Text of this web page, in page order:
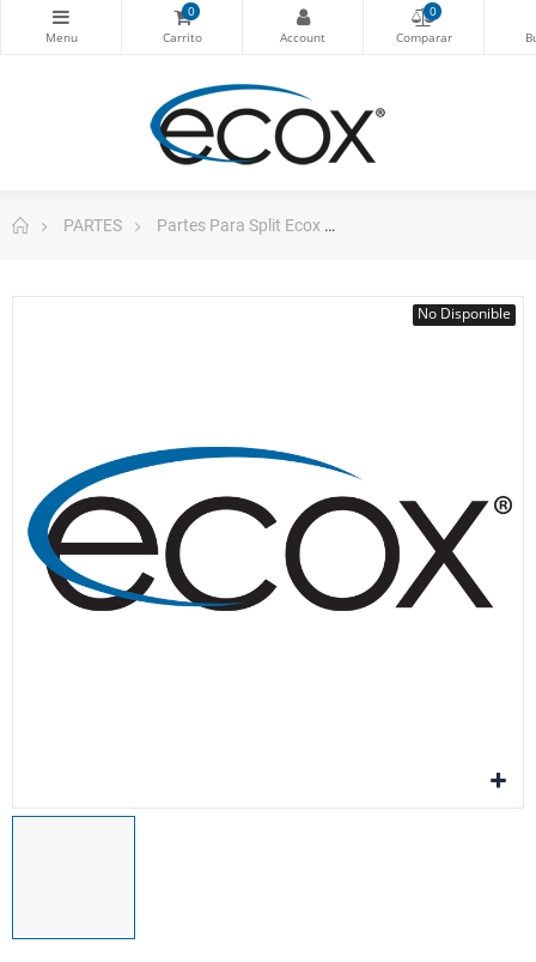
0 0
PARTES Partes Para Split Ecox
No Disponible